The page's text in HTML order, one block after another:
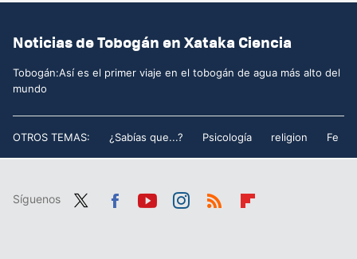
Noticias de Tobogán en Xataka Ciencia
Tobogán:Así es el primer viaje en el tobogán de agua más alto del
mundo
OTROS TEMAS: ¿Sabías que...? Psicología religion Fe
Síguenos